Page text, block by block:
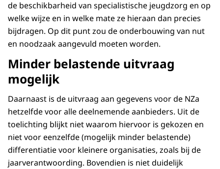
de beschikbarheid van specialistische jeugdzorg en op
welke wijze en in welke mate ze hieraan dan precies
bijdragen. Op dit punt zou de onderbouwing van nut
en noodzaak aangevuld moeten worden.
Minder belastende uitvraag
mogelijk
Daarnaast is de uitvraag aan gegevens voor de NZa
hetzelfde voor alle deelnemende aanbieders. Uit de
toelichting blijkt niet waarom hiervoor is gekozen en
niet voor eenzelfde (mogelijk minder belastende)
differentiatie voor kleinere organisaties, zoals bij de
jaarverantwoording. Bovendien is niet duidelijk